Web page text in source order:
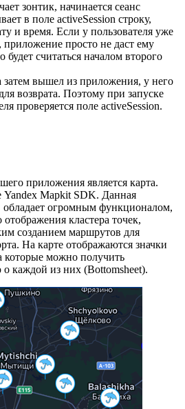
зонтик, начинается сеанс
в поле activeSession строку,
и время. Если у пользователя уже
приложение просто не даст ему
будет считаться началом второго
затем вышел из приложения, у него
возврата. Поэтому при запуске
проверяется поле activeSession.
приложения является карта.
Yandex Mapkit SDK. Данная
обладает огромным функционалом,
кластера точек,
созданием маршрутов для
На карте отображаются значки
которые можно получить
каждой из них (Bottomsheet).